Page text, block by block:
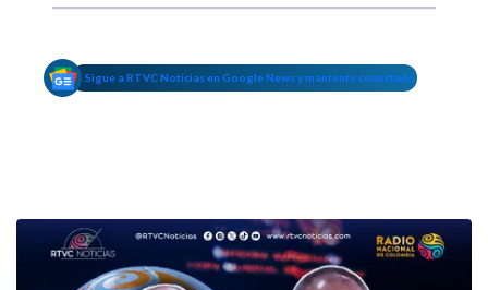
Sigue a RTVC Noticias en Google News y mantente conectado